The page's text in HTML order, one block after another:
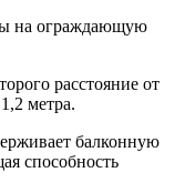
на ограждающую
расстояние от
метра.
балконную
способность